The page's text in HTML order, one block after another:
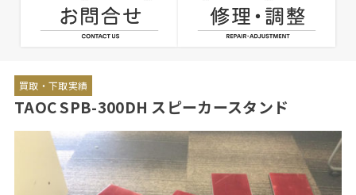
買取・下取実績
TAOC SPB-300DH スピーカースタンド